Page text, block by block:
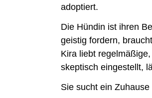
adoptiert.
Die Hündin ist ihren
geistig fordern,
Kira liebt
skeptisch eingestellt,
Sie sucht ein